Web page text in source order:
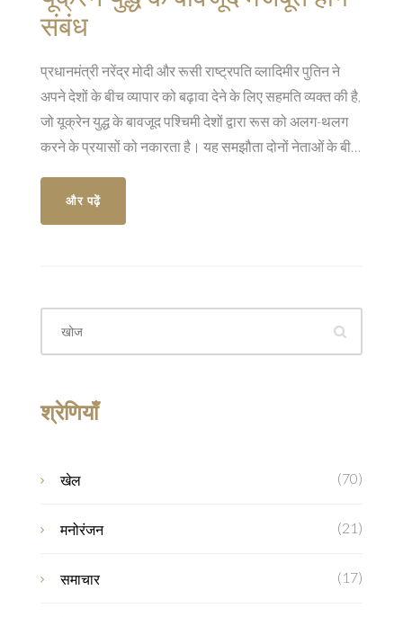
संबंध
प्रधानमंत्री नरेंद्र मोदी और रूसी राष्ट्रपति व्लादिमीर पुतिन ने
अपने देशों के बीच व्यापार को बढ़ावा देने के लिए सहमति व्यक्त की है,
जो यूक्रेन युद्ध के बावजूद पश्चिमी देशों द्वारा रूस को अलग-थलग
करने के प्रयासों को नकारता है। यह समझौता दोनों नेताओं के बीच
नीति के प्रयासों का प्रतिनिधित्व करता है।
और पढ़ें
श्रेणियाँ
खेल (70)
मनोरंजन (21)
समाचार (17)